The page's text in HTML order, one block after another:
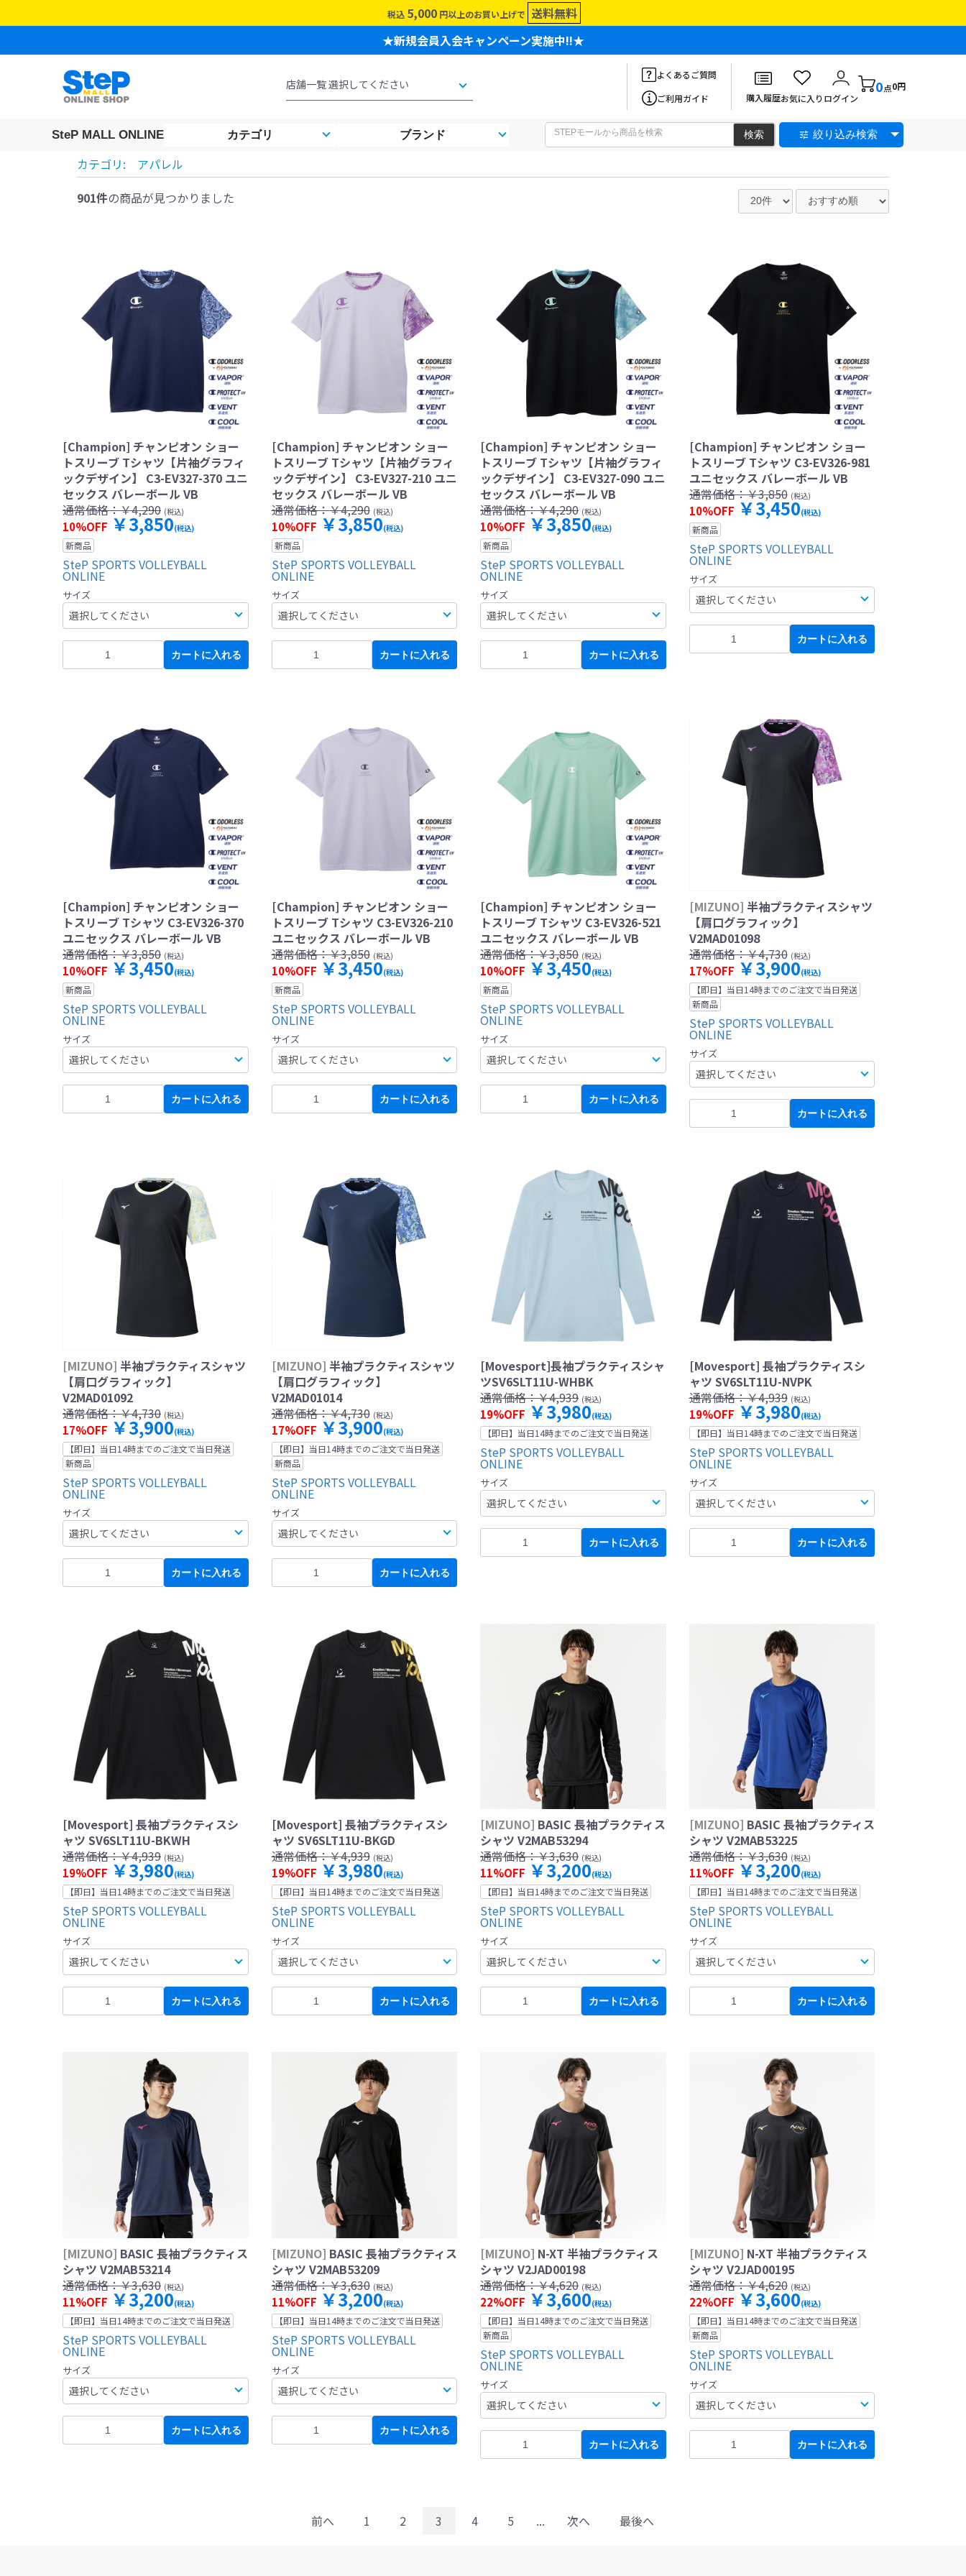
税込 5,000 円以上のお買い上げで 送料無料
★新規会員入会キャンペーン実施中!!★
よくあるご質問
ご利用ガイド
購入履歴お気に入りログイン
0点0円
SteP MALL ONLINE カテゴリ ブランド 絞り込み検索
カテゴリ:
アパレル
901件の商品が見つかりました
[Champion] チャンピオン ショー
トスリーブ Tシャツ【片袖グラフィ
ックデザイン】 C3-EV327-370 ユニ
セックス バレーボール VB
通常価格：￥4,290 (税込)
10%OFF ￥3,850(税込)
新商品
SteP SPORTS VOLLEYBALL
ONLINE
サイズ
カートに入れる
[Champion] チャンピオン ショー
トスリーブ Tシャツ【片袖グラフィ
ックデザイン】 C3-EV327-210 ユニ
セックス バレーボール VB
通常価格：￥4,290 (税込)
10%OFF￥3,850(税込)
新商品
SteP SPORTS VOLLEYBALL
ONLINE
サイズ
カートに入れる
[Champion] チャンピオン ショー
トスリーブ Tシャツ【片袖グラフィ
ックデザイン】 C3-EV327-090 ユニ
セックス バレーボール VB
通常価格：￥4,290 (税込)
10%OFF ￥3,850(税込)
新商品
SteP SPORTS VOLLEYBALL
ONLINE
サイズ
カートに入れる
[Champion] チャンピオン ショー
トスリーブ Tシャツ C3-EV326-981
ユニセックス バレーボール VB
通常価格：￥3,850 (税込)
10%OFF￥3,450(税込)
新商品
SteP SPORTS VOLLEYBALL
ONLINE
サイズ
カートに入れる
[Champion] チャンピオン ショー
トスリーブ Tシャツ C3-EV326-370
ユニセックス バレーボール VB
通常価格：￥3,850 (税込)
10%OFF ￥3,450(税込)
新商品
SteP SPORTS VOLLEYBALL
ONLINE
サイズ
カートに入れる
[Champion] チャンピオン ショー
トスリーブ Tシャツ C3-EV326-210
ユニセックス バレーボール VB
通常価格：￥3,850 (税込)
10%OFF￥3,450(税込)
新商品
SteP SPORTS VOLLEYBALL
ONLINE
サイズ
カートに入れる
[Champion] チャンピオン ショー
トスリーブ Tシャツ C3-EV326-521
ユニセックス バレーボール VB
通常価格：￥3,850 (税込)
10%OFF ￥3,450(税込)
新商品
SteP SPORTS VOLLEYBALL
ONLINE
サイズ
カートに入れる
[MIZUNO] 半袖プラクティスシャツ
【肩口グラフィック】
V2MAD01098
通常価格：￥4,730 (税込)
17%OFF￥3,900(税込)
【即日】当日14時までのご注文で当日発送
新商品
SteP SPORTS VOLLEYBALL
ONLINE
サイズ
カートに入れる
[MIZUNO] 半袖プラクティスシャツ
【肩口グラフィック】
V2MAD01092
通常価格：￥4,730 (税込)
17%OFF ￥3,900(税込)
【即日】当日14時までのご注文で当日発送
新商品
SteP SPORTS VOLLEYBALL
ONLINE
サイズ
カートに入れる
[MIZUNO] 半袖プラクティスシャツ
【肩口グラフィック】
V2MAD01014
通常価格：￥4,730 (税込)
17%OFF￥3,900(税込)
【即日】当日14時までのご注文で当日発送
新商品
SteP SPORTS VOLLEYBALL
ONLINE
サイズ
カートに入れる
[Movesport]長袖プラクティスシャ
ツSV6SLT11U-WHBK
通常価格：￥4,939 (税込)
19%OFF ￥3,980(税込)
【即日】当日14時までのご注文で当日発送
SteP SPORTS VOLLEYBALL
ONLINE
サイズ
カートに入れる
[Movesport] 長袖プラクティスシ
ャツ SV6SLT11U-NVPK
通常価格：￥4,939 (税込)
19%OFF￥3,980(税込)
【即日】当日14時までのご注文で当日発送
SteP SPORTS VOLLEYBALL
ONLINE
サイズ
カートに入れる
[Movesport] 長袖プラクティスシ
ャツ SV6SLT11U-BKWH
通常価格：￥4,939 (税込)
19%OFF ￥3,980(税込)
【即日】当日14時までのご注文で当日発送
SteP SPORTS VOLLEYBALL
ONLINE
サイズ
カートに入れる
[Movesport] 長袖プラクティスシ
ャツ SV6SLT11U-BKGD
通常価格：￥4,939 (税込)
19%OFF￥3,980(税込)
【即日】当日14時までのご注文で当日発送
SteP SPORTS VOLLEYBALL
ONLINE
サイズ
カートに入れる
[MIZUNO] BASIC 長袖プラクティス
シャツ V2MAB53294
通常価格：￥3,630 (税込)
11%OFF ￥3,200(税込)
【即日】当日14時までのご注文で当日発送
SteP SPORTS VOLLEYBALL
ONLINE
サイズ
カートに入れる
[MIZUNO] BASIC 長袖プラクティス
シャツ V2MAB53225
通常価格：￥3,630 (税込)
11%OFF￥3,200(税込)
【即日】当日14時までのご注文で当日発送
SteP SPORTS VOLLEYBALL
ONLINE
サイズ
カートに入れる
[MIZUNO] BASIC 長袖プラクティス
シャツ V2MAB53214
通常価格：￥3,630 (税込)
11%OFF ￥3,200(税込)
【即日】当日14時までのご注文で当日発送
SteP SPORTS VOLLEYBALL
ONLINE
サイズ
カートに入れる
[MIZUNO] BASIC 長袖プラクティス
シャツ V2MAB53209
通常価格：￥3,630 (税込)
11%OFF￥3,200(税込)
【即日】当日14時までのご注文で当日発送
SteP SPORTS VOLLEYBALL
ONLINE
サイズ
カートに入れる
[MIZUNO] N-XT 半袖プラクティス
シャツ V2JAD00198
通常価格：￥4,620 (税込)
22%OFF ￥3,600(税込)
【即日】当日14時までのご注文で当日発送
新商品
SteP SPORTS VOLLEYBALL
ONLINE
サイズ
カートに入れる
[MIZUNO] N-XT 半袖プラクティス
シャツ V2JAD00195
通常価格：￥4,620 (税込)
22%OFF￥3,600(税込)
【即日】当日14時までのご注文で当日発送
新商品
SteP SPORTS VOLLEYBALL
ONLINE
サイズ
カートに入れる
前へ 1 2 3 4 5 ... 次へ 最後へ